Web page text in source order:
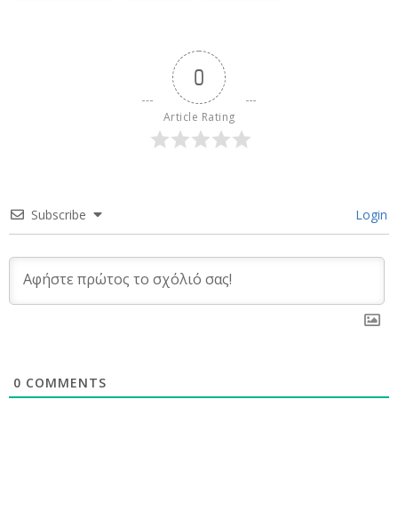
0
Article Rating
Subscribe Login
0 COMMENTS